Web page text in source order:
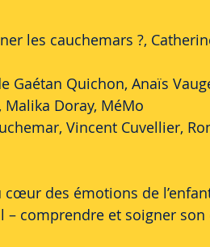
Gaétan Quichon, Anaïs
Malika Doray, MéMo
Vincent Cuvellier,
cœur des émotions de
– comprendre et soigner